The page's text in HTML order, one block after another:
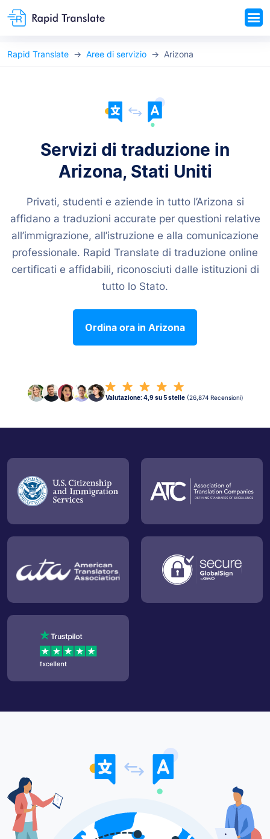
Rapid Translate Aree di servizio Arizona
Servizi di traduzione in
Arizona, Stati Uniti
Privati, studenti e aziende in tutto l’Arizona si
affidano a traduzioni accurate per questioni relative
all’immigrazione, all’istruzione e alla comunicazione
professionale. Rapid Translate di traduzione online
certificati e affidabili, riconosciuti dalle istituzioni di
tutto lo Stato.
Ordina ora in Arizona
Valutazione: 4,9 su 5 stelle (26,874 Recensioni)